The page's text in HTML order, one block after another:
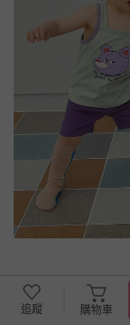
追蹤 購物車